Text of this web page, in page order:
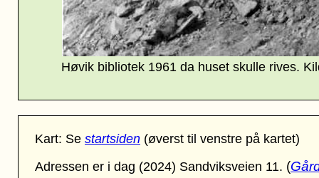
Kart: Se startsiden (øverst til venstre på kartet)
Adressen er i dag (2024) Sandviksveien 11. (
Høvik bibliotek 1961 da huset skulle rives.